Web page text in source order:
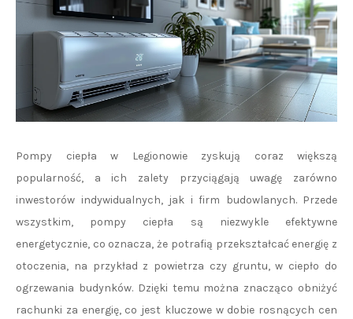
Pompy ciepła w Legionowie zyskują coraz większą
popularność, a ich zalety przyciągają uwagę zarówno
inwestorów indywidualnych, jak i firm budowlanych. Przede
wszystkim, pompy ciepła są niezwykle efektywne
energetycznie, co oznacza, że potrafią przekształcać energię z
otoczenia, na przykład z powietrza czy gruntu, w ciepło do
ogrzewania budynków. Dzięki temu można znacząco obniżyć
rachunki za energię, co jest kluczowe w dobie rosnących cen